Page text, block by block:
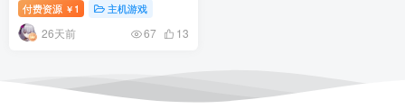
付费资源 ￥ 1 主机游戏
26天前 67 13